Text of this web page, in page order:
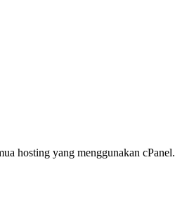
hosting yang menggunakan cPanel.